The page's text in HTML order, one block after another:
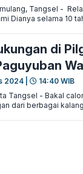
Tangsel -
Dianya selama 10
di
2024 |
14:40 WIB
Tangsel - Bakal
dari berbagai